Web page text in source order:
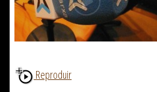
Reproduir